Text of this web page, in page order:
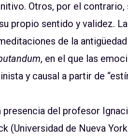
Otros, por el contrario,
propio sentido y validez.
de la
, en el que las
y causal a partir de
del profesor
(Universidad de Nueva